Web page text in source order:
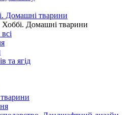
Домашні тварини
Хоббі. Домашні тварини
та ягід